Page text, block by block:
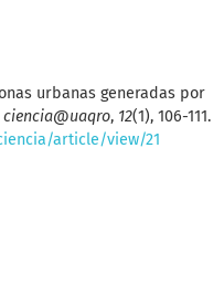
urbanas generadas por
, 12(1), 106-111.
article/view/21